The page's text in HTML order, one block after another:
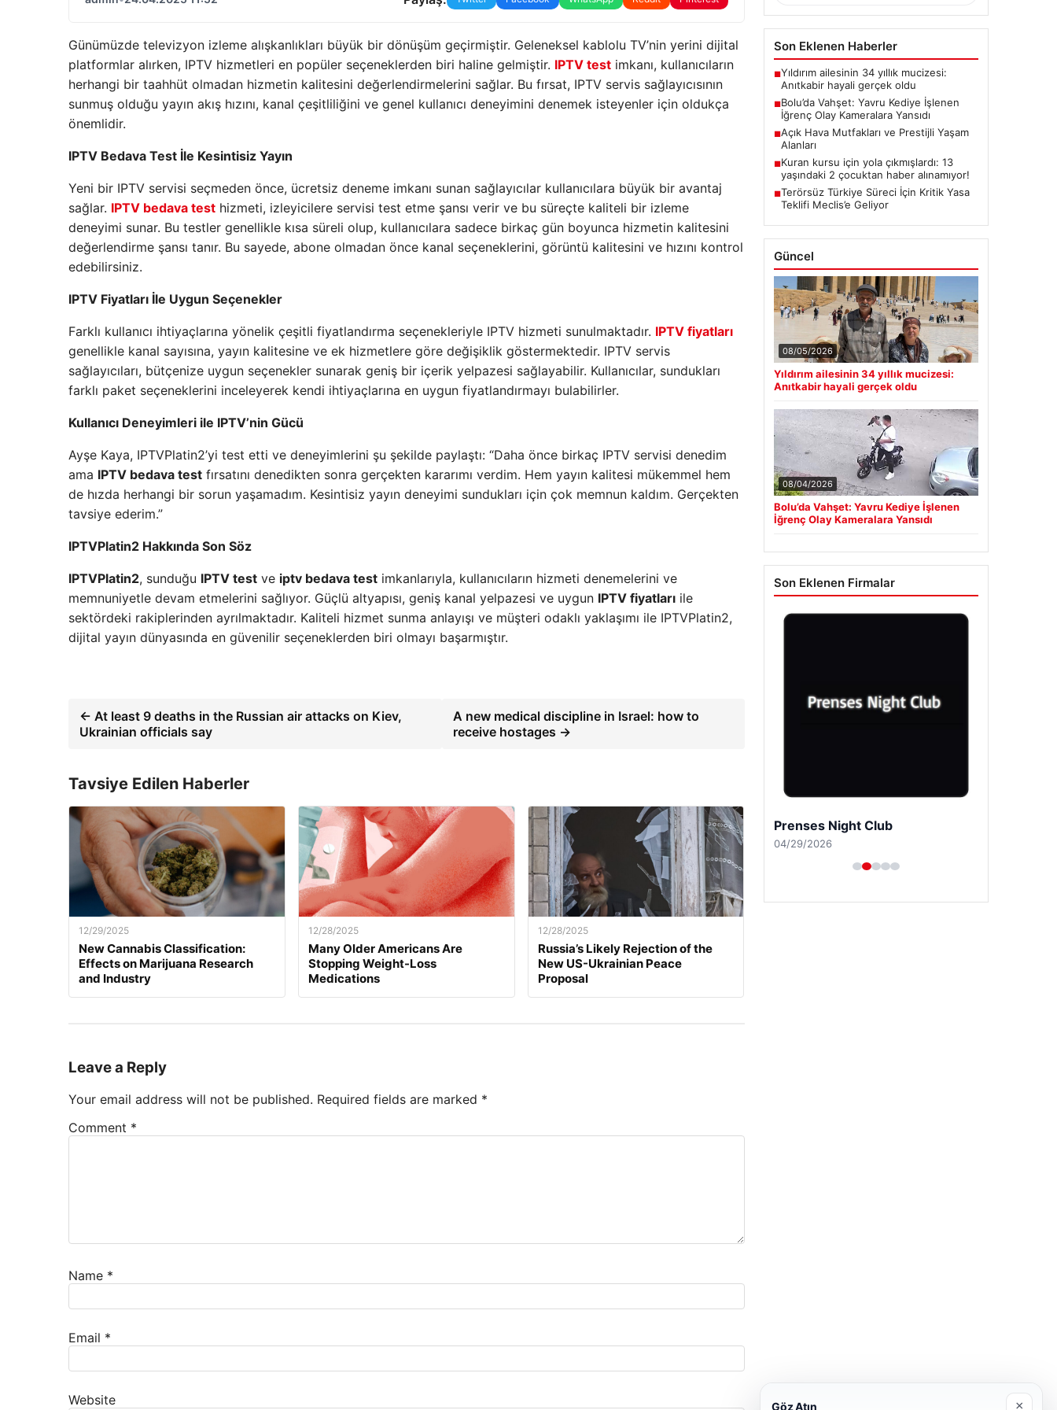
Günümüzde televizyon izleme alışkanlıkları büyük bir dönüşüm geçirmiştir. Geleneksel kablolu TV’nin yerini dijital
platformlar alırken, IPTV hizmetleri en popüler seçeneklerden biri haline gelmiştir. IPTV test imkanı, kullanıcıların
herhangi bir taahhüt olmadan hizmetin kalitesini değerlendirmelerini sağlar. Bu fırsat, IPTV servis sağlayıcısının
sunmuş olduğu yayın akış hızını, kanal çeşitliliğini ve genel kullanıcı deneyimini denemek isteyenler için oldukça
önemlidir.
IPTV Bedava Test İle Kesintisiz Yayın
Yeni bir IPTV servisi seçmeden önce, ücretsiz deneme imkanı sunan sağlayıcılar kullanıcılara büyük bir avantaj
sağlar. IPTV bedava test hizmeti, izleyicilere servisi test etme şansı verir ve bu süreçte kaliteli bir izleme
deneyimi sunar. Bu testler genellikle kısa süreli olup, kullanıcılara sadece birkaç gün boyunca hizmetin kalitesini
değerlendirme şansı tanır. Bu sayede, abone olmadan önce kanal seçeneklerini, görüntü kalitesini ve hızını kontrol
edebilirsiniz.
IPTV Fiyatları İle Uygun Seçenekler
Farklı kullanıcı ihtiyaçlarına yönelik çeşitli fiyatlandırma seçenekleriyle IPTV hizmeti sunulmaktadır. IPTV fiyatları
genellikle kanal sayısına, yayın kalitesine ve ek hizmetlere göre değişiklik göstermektedir. IPTV servis
sağlayıcıları, bütçenize uygun seçenekler sunarak geniş bir içerik yelpazesi sağlayabilir. Kullanıcılar, sundukları
farklı paket seçeneklerini inceleyerek kendi ihtiyaçlarına en uygun fiyatlandırmayı bulabilirler.
Kullanıcı Deneyimleri ile IPTV’nin Gücü
Ayşe Kaya, IPTVPlatin2’yi test etti ve deneyimlerini şu şekilde paylaştı: “Daha önce birkaç IPTV servisi denedim
ama IPTV bedava test fırsatını denedikten sonra gerçekten kararımı verdim. Hem yayın kalitesi mükemmel hem
de hızda herhangi bir sorun yaşamadım. Kesintisiz yayın deneyimi sundukları için çok memnun kaldım. Gerçekten
tavsiye ederim.”
IPTVPlatin2 Hakkında Son Söz
IPTVPlatin2, sunduğu IPTV test ve iptv bedava test imkanlarıyla, kullanıcıların hizmeti denemelerini ve
memnuniyetle devam etmelerini sağlıyor. Güçlü altyapısı, geniş kanal yelpazesi ve uygun IPTV fiyatları ile
sektördeki rakiplerinden ayrılmaktadır. Kaliteli hizmet sunma anlayışı ve müşteri odaklı yaklaşımı ile IPTVPlatin2,
dijital yayın dünyasında en güvenilir seçeneklerden biri olmayı başarmıştır.
← At least 9 deaths in the Russian air attacks on Kiev,
Ukrainian officials say
A new medical discipline in Israel: how to
receive hostages →
Tavsiye Edilen Haberler
12/29/2025
New Cannabis Classification:
Effects on Marijuana Research
and Industry
12/28/2025
Many Older Americans Are
Stopping Weight-Loss
Medications
12/28/2025
Russia’s Likely Rejection of the
New US-Ukrainian Peace
Proposal
Leave a Reply
Your email address will not be published. Required fields are marked *
Comment *
Name *
Email *
Website
Son Eklenen Haberler
■Yıldırım ailesinin 34 yıllık mucizesi:
Anıtkabir hayali gerçek oldu
■Bolu’da Vahşet: Yavru Kediye İşlenen
İğrenç Olay Kameralara Yansıdı
■Açık Hava Mutfakları ve Prestijli Yaşam
Alanları
■Kuran kursu için yola çıkmışlardı: 13
yaşındaki 2 çocuktan haber alınamıyor!
■Terörsüz Türkiye Süreci İçin Kritik Yasa
Teklifi Meclis’e Geliyor
Güncel
08/05/2026
Yıldırım ailesinin 34 yıllık mucizesi:
Anıtkabir hayali gerçek oldu
08/04/2026
Bolu’da Vahşet: Yavru Kediye İşlenen
İğrenç Olay Kameralara Yansıdı
Son Eklenen Firmalar
Prenses Night Club
04/29/2026
Göz Atın ×